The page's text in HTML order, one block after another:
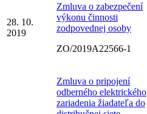
28. 10.
2019
Zmluva o zabezpečení
výkonu činnosti
zodpovednej osoby
ZO/2019A22566-1
Zmluva o pripojení
odberného elektrického
zariadenia žiadateľa do